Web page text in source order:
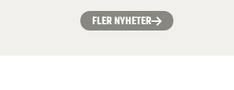
FLER NYHETER